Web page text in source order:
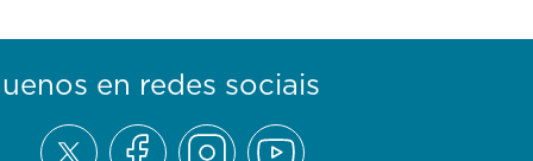
en redes sociais